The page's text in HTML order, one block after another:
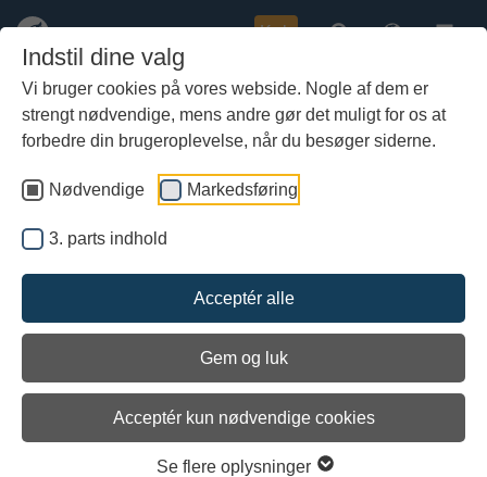
Indstil dine valg
Vi bruger cookies på vores webside. Nogle af dem er
strengt nødvendige, mens andre gør det muligt for os at
forbedre din brugeroplevelse, når du besøger siderne.
Nødvendige Markedsføring
3. parts indhold
Acceptér alle
Gem og luk
Acceptér kun nødvendige cookies
Se flere oplysninger
indhold
Køb
Planerne for transformationen af
Vikingeskibshallen får et reality
check